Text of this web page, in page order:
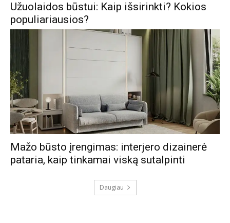
Užuolaidos būstui: Kaip išsirinkti? Kokios
populiariausios?
Mažo būsto įrengimas: interjero dizainerė
pataria, kaip tinkamai viską sutalpinti
Daugiau